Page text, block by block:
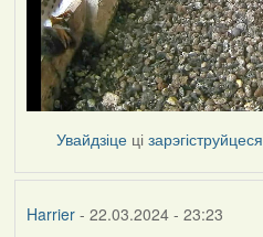
Увайдзіце цізарэгіструйцеся
Harrier- 22.03.2024 - 23:23